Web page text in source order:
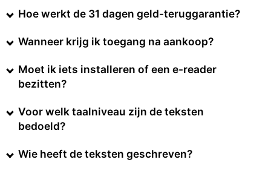
Hoe werkt de 31 dagen geld-teruggarantie?
Wanneer krijg ik toegang na aankoop?
Moet ik iets installeren of een e-reader
bezitten?
Voor welk taalniveau zijn de teksten
bedoeld?
Wie heeft de teksten geschreven?